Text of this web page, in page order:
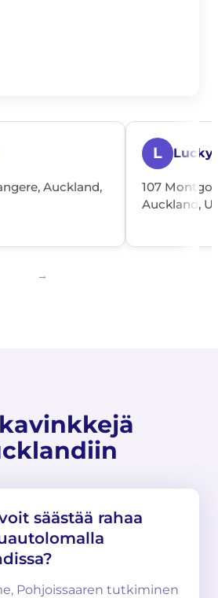
Auckland,
L Lucky
107
Auckland,
säästää rahaa
Pohjoissaaren tutkiminen